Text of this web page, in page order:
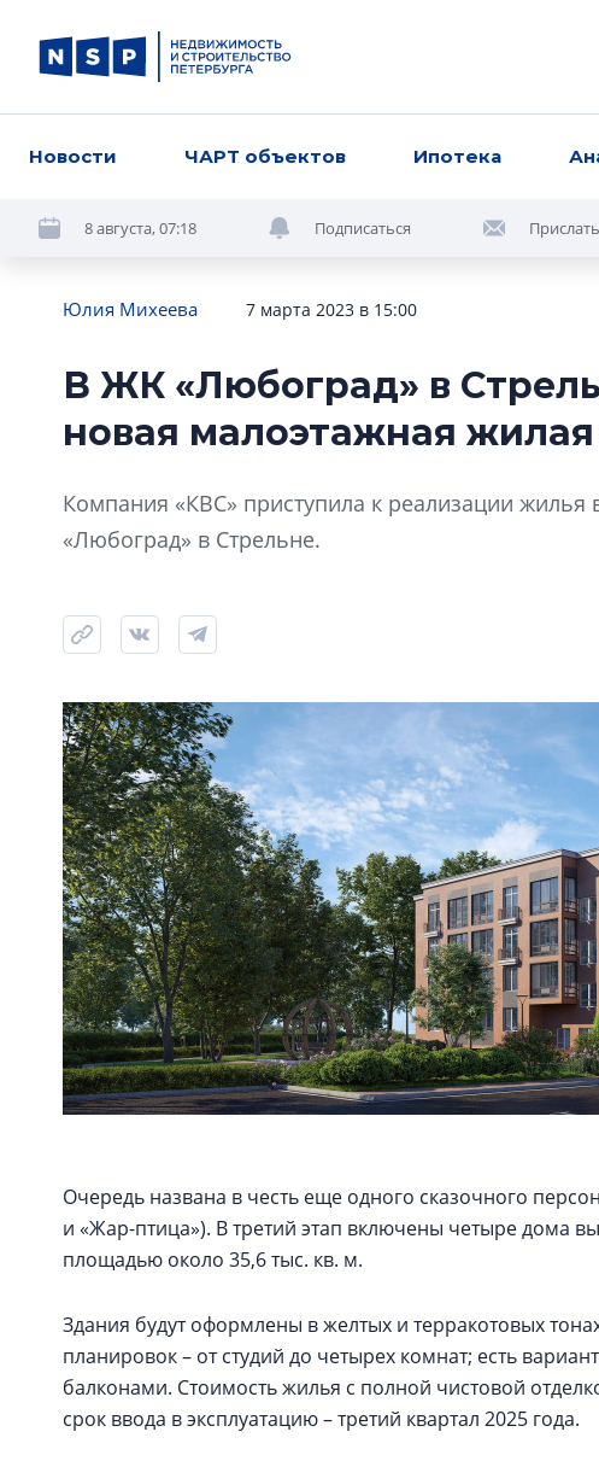
Новости ЧАРТ объектов Ипотека
8 августа, 07:18 Подписаться
Юлия Михеева 7 марта 2023 в 15:00
В ЖК «Любоград» в
новая малоэтажная
Компания «КВС» приступила к реализации жилья
«Любоград» в Стрельне.
Очередь названа в честь еще одного сказочного
и «Жар-птица»). В третий этап включены четыре дома
площадью около 35,6 тыс. кв. м.
Здания будут оформлены в желтых и терракотовых
планировок – от студий до четырех комнат; есть
балконами. Стоимость жилья с полной чистовой
срок ввода в эксплуатацию – третий квартал 2025 года.